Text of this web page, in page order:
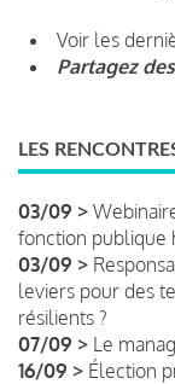
Voir les
Partagez
LES
03/09 >
fonction publique
03/09 >
leviers pour des
résilients ?
07/09 > Le
16/09 > Élection